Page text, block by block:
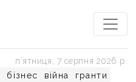
бізнес війна
гранти
пʼятниця, 7 серпня 2026 р.